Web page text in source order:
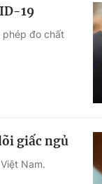
19
phép đo chất
giấc ngủ
Nam.